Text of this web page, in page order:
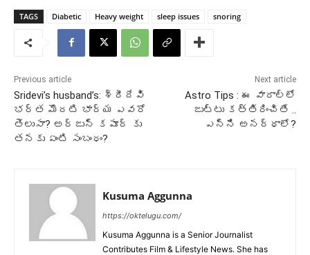
TAGS Diabetic Heavy weight sleep issues snoring
Previous article
Sridevi’s husband’s: శ్రీదేవి
భర్త మొదటి భార్య ఎవరో
తెలుసా? అర్జున్ కపూర్ కు
తనకు ఏంటి సంబంధం?
Next article
Astro Tips : ఈ వారాల్లో
జుట్టు కత్తిరించితే ..
ఎన్ని అనర్థాలో?
Kusuma Aggunna
https://oktelugu.com/
Kusuma Aggunna is a Senior Journalist
Contributes Film & Lifestyle News. She has